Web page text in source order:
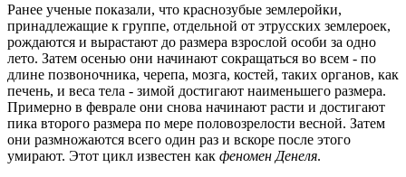
Ранее ученые показали, что краснозубые землеройки,
принадлежащие к группе, отдельной от этрусских землероек,
рождаются и вырастают до размера взрослой особи за одно
лето. Затем осенью они начинают сокращаться во всем - по
длине позвоночника, черепа, мозга, костей, таких органов, как
печень, и веса тела - зимой достигают наименьшего размера.
Примерно в феврале они снова начинают расти и достигают
пика второго размера по мере половозрелости весной. Затем
они размножаются всего один раз и вскоре после этого
умирают. Этот цикл известен как феномен Денеля.